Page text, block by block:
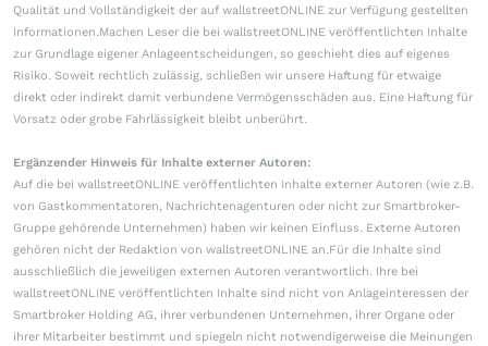
Qualität und Vollständigkeit der auf wallstreetONLINE zur Verfügung gestellten
Informationen.Machen Leser die bei wallstreetONLINE veröffentlichten Inhalte
zur Grundlage eigener Anlageentscheidungen, so geschieht dies auf eigenes
Risiko. Soweit rechtlich zulässig, schließen wir unsere Haftung für etwaige
direkt oder indirekt damit verbundene Vermögensschäden aus. Eine Haftung für
Vorsatz oder grobe Fahrlässigkeit bleibt unberührt.
Ergänzender Hinweis für Inhalte externer Autoren:
Auf die bei wallstreetONLINE veröffentlichten Inhalte externer Autoren (wie z.B.
von Gastkommentatoren, Nachrichtenagenturen oder nicht zur Smartbroker-
Gruppe gehörende Unternehmen) haben wir keinen Einfluss. Externe Autoren
gehören nicht der Redaktion von wallstreetONLINE an.Für die Inhalte sind
ausschließlich die jeweiligen externen Autoren verantwortlich. Ihre bei
wallstreetONLINE veröffentlichten Inhalte sind nicht von Anlageinteressen der
Smartbroker Holding AG, ihrer verbundenen Unternehmen, ihrer Organe oder
ihrer Mitarbeiter bestimmt und spiegeln nicht notwendigerweise die Meinungen